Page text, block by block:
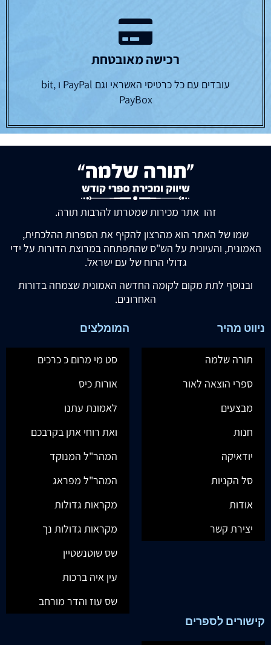
רכישה מאובטחת
עובדים עם כל כרטיסי האשראי וגם PayPal ו bit,
PayBox
זהו אתר מכירות שמטרתו להרבות תורה.
שמו של האתר הוא מהרצון להקיף את הספרות ההלכתית,
האמונית, והעיונית על הש"ס שהתפתחה במרוצת הדורות על ידי
גדולי הרוח של עם ישראל.
ובנוסף לתת מקום לקומה החדשה האמונית שצמחה בדורות
האחרונים.
ניווט מהיר
תורה שלמה
ספרי הוצאה לאור
מבצעים
חנות
יודאיקה
סל הקניות
אודות
יצירת קשר
המומלצים
סט מי מרום כ כרכים
אורות כיס
לאמונת עתנו
ואת רוחי אתן בקרבכם
המהר"ל המנוקד
המהר"ל מפראג
מקראות גדולות
מקראות גדולות נך
שס שוטנשטיין
עין איה ברכות
שס עוז והדר מורחב
קישורים לספרים